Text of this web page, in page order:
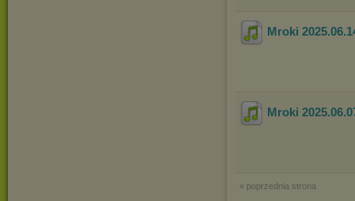
Mroki
Mroki
« poprzednia strona